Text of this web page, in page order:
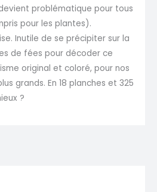
problématique pour tous
pour les plantes).
Inutile de se précipiter sur la
de fées pour décoder ce
original et coloré, pour nos
grands. En 18 planches et 325
?